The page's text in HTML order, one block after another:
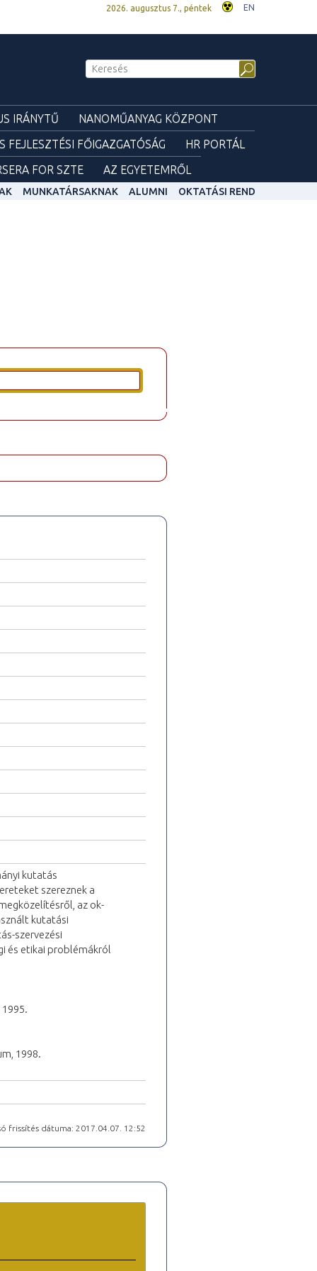
2026. augusztus 7., péntek EN
IRÁNYTŰ
NANOMŰANYAG KÖZPONT
FEJLESZTÉSI FŐIGAZGATÓSÁG
HR PORTÁL
FOR SZTE AZ EGYETEMRŐL
MUNKATÁRSAKNAK ALUMNI OKTATÁSI REND
kutatás
szereznek a
az ok-
kutatási
szervezési
és etikai problémákról
1998.
frissítés dátuma: 2017.04.07. 12:52